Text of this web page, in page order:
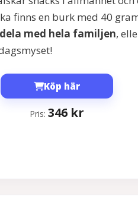
finns en burk med 40
med hela familjen,
Köp här
Pris: 346 kr